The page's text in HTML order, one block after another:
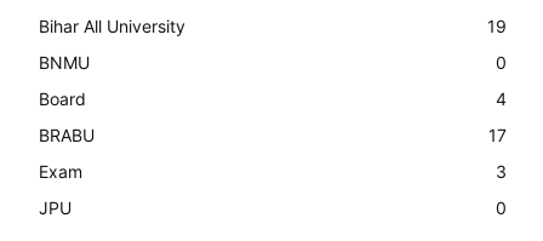
Bihar All University
19
BNMU
0
Board
4
BRABU
17
Exam
3
JPU
0